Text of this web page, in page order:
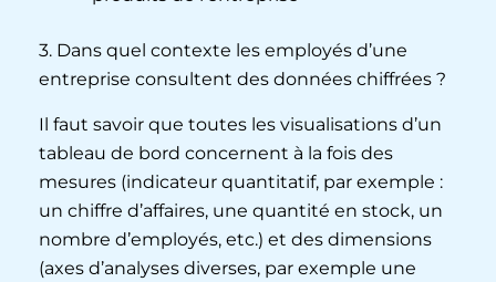
3. Dans quel contexte les employés d’une
entreprise consultent des données chiffrées ?
Il faut savoir que toutes les visualisations d’un
tableau de bord concernent à la fois des
mesures (indicateur quantitatif, par exemple :
un chiffre d’affaires, une quantité en stock, un
nombre d’employés, etc.) et des dimensions
(axes d’analyses diverses, par exemple une